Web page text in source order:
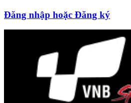
Đăng nhập hoặc Đăng ký